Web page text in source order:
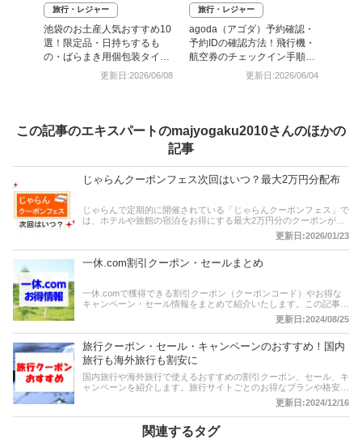
旅行・レジャー
池袋のお土産人気おすすめ10
選！限定品・日持ちするも
の・ばらまき用個包装タイプ
更新日:2026/06/08
旅行・レジャー
agoda（アゴダ）予約確認・
予約IDの確認方法！飛行機・
航空券のチェックイン手順と
照会番号の調べ方も更新日:2026/06/04
この記事のエキスパートのmajyogaku2010さんのほかの
記事
じゃらんクーポンフェス次回はいつ？最大2万円分配布
じゃらんで定期的に開催されている「じゃらんクーポンフェス」で
は、ホテルや旅館の宿泊をお得にする最大2万円分のクーポンが配
布されています。この記事では、じゃらんクーポンフェスの開催期
間やクーポンの種類などについてご紹介します。クーポンは枚数限
定で、なくなり次第終了となりますので、早めに獲得してお得な旅
を満喫しましょう。
更新日:2026/01/23
一休.com割引クーポン・セールまとめ
一休.comで獲得できる割引クーポン（クーポンコード）やお得な
キャンペーン・セール情報をまとめて紹介いたします。この記事を
参考に、ぜひお得な旅行を手に入れてください。更新日:2024/08/25
旅行クーポン・セール・キャンペーンのおすすめ！国内
旅行も海外旅行も割安に
国内旅行や海外旅行で使えるおすすめの割引クーポン、セール、キ
ャンペーンを紹介します。旅行サイトごとのお得なプランや格安プ
ラン、GoToトラベルキャンペーン、県民割などの各都道府県・自
治体キャンペーン、ふるさと納税による割引クーポン、レンタカー
やレジャークーポンなどまで幅広くご紹介します。
更新日:2024/12/16
関連するタグ